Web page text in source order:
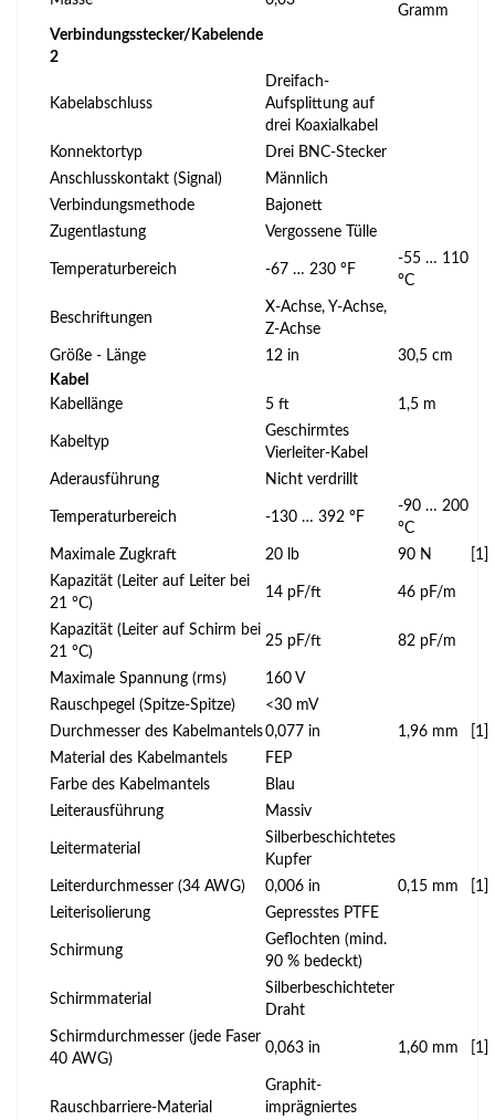
Gramm
Verbindungsstecker/Kabelende
2
Kabelabschluss
Dreifach-
Aufsplittung auf
drei Koaxialkabel
Konnektortyp
Drei BNC-Stecker
Anschlusskontakt (Signal)
Männlich
Verbindungsmethode
Bajonett
Zugentlastung
Vergossene Tülle
Temperaturbereich -67 … 230 °F
-55 … 110
°C
Beschriftungen
X-Achse, Y-Achse,
Z-Achse
Größe - Länge
12 in
30,5 cm
Kabel
Kabellänge
5 ft 1,5 m
Kabeltyp
Geschirmtes
Vierleiter-Kabel
Aderausführung
Nicht verdrillt
Temperaturbereich -130 … 392 °F
-90 … 200
°C
Maximale Zugkraft
20 lb 90 N
[1]
Kapazität (Leiter auf Leiter bei
21 °C)
14 pF/ft 46 pF/m
Kapazität (Leiter auf Schirm bei
21 °C)
25 pF/ft 82 pF/m
Maximale Spannung (rms)
160 V
Rauschpegel (Spitze-Spitze)
<30 mV
Durchmesser des Kabelmantels0,077 in 1,96 mm
[1]
Material des Kabelmantels
FEP
Farbe des Kabelmantels
Blau
Leiterausführung
Massiv
Leitermaterial
Silberbeschichtetes
Kupfer
Leiterdurchmesser (34 AWG)
0,006 in 0,15 mm
[1]
Leiterisolierung
Gepresstes PTFE
Schirmung
Geflochten (mind.
90 % bedeckt)
Schirmmaterial
Silberbeschichteter
Draht
Schirmdurchmesser (jede Faser
40 AWG)
0,063 in 1,60 mm [1]
Rauschbarriere-Material
Graphit-
imprägniertes